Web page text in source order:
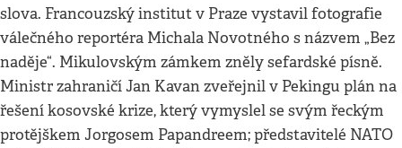
slova. Francouzský institut v Praze vystavil fotografie
válečného reportéra Michala Novotného s názvem „Bez
naděje“. Mikulovským zámkem zněly sefardské písně.
Ministr zahraničí Jan Kavan zveřejnil v Pekingu plán na
řešení kosovské krize, který vymyslel se svým řeckým
protějškem Jorgosem Papandreem; představitelé NATO